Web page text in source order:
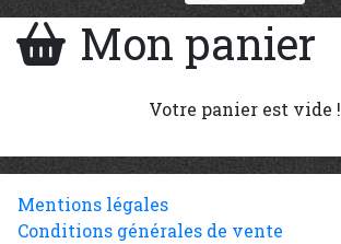
Mon panier
Votre panier est vide !
Mentions légales
Conditions générales de vente